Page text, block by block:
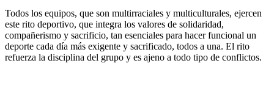
Todos los equipos, que son multirraciales y multiculturales, ejercen
este rito deportivo, que integra los valores de solidaridad,
compañerismo y sacrificio, tan esenciales para hacer funcional un
deporte cada día más exigente y sacrificado, todos a una. El rito
refuerza la disciplina del grupo y es ajeno a todo tipo de conflictos.